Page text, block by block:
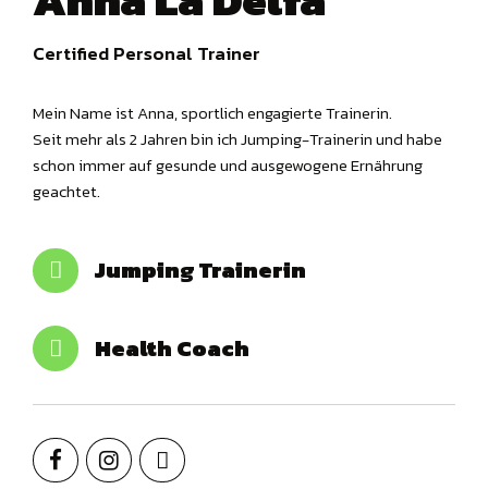
Certified Personal Trainer
Mein Name ist Anna, sportlich engagierte Trainerin.
Seit mehr als 2 Jahren bin ich Jumping-Trainerin und habe
schon immer auf gesunde und ausgewogene Ernährung
geachtet.
Jumping Trainerin
Health Coach